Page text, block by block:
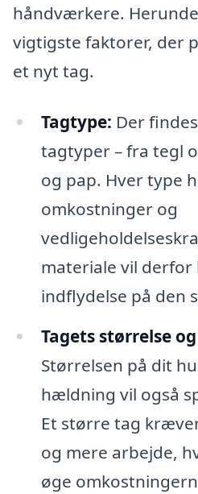
håndværkere.
vigtigste faktorer, der
et nyt tag.
Tagtype: Der
tagtyper – fra tegl
og pap. Hver type
omkostninger og
materiale vil derfor
indflydelse på den
Tagets størrelse
Størrelsen på dit
hældning vil også
Et større tag
og mere arbejde,
øge